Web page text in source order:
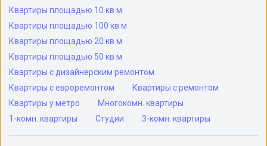
Квартиры площадью 10 кв м
Квартиры площадью 100 кв м
Квартиры площадью 20 кв м
Квартиры площадью 50 кв м
Квартиры с дизайнерским ремонтом
Квартиры с евроремонтом
Квартиры с ремонтом
Квартиры у метро
Многокомн. квартиры
1-комн. квартиры
Студии 3-комн. квартиры